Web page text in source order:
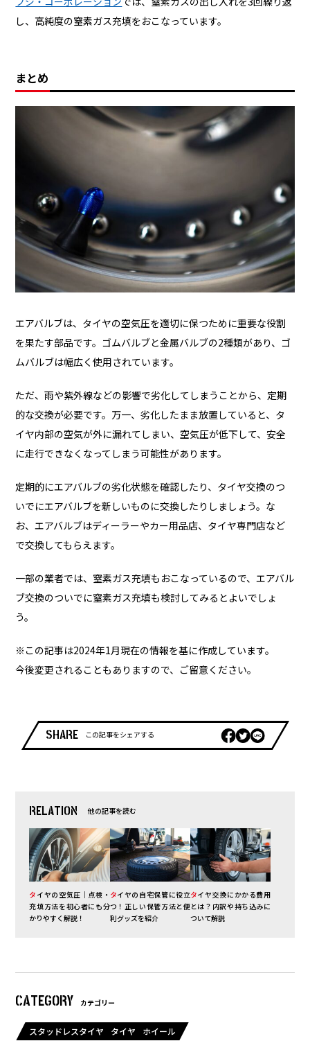
し、高純度の窒素ガス充填をおこなっています。
まとめ
エアバルブは、タイヤの空気圧を適切に保つために重要な役割
を果たす部品です。ゴムバルブと金属バルブの2種類があり、ゴ
ムバルブは幅広く使用されています。
ただ、雨や紫外線などの影響で劣化してしまうことから、定期
的な交換が必要です。万一、劣化したまま放置していると、タ
イヤ内部の空気が外に漏れてしまい、空気圧が低下して、安全
に走行できなくなってしまう可能性があります。
定期的にエアバルブの劣化状態を確認したり、タイヤ交換のつ
いでにエアバルブを新しいものに交換したりしましょう。な
お、エアバルブはディーラーやカー用品店、タイヤ専門店など
で交換してもらえます。
一部の業者では、窒素ガス充填もおこなっているので、エアバル
ブ交換のついでに窒素ガス充填も検討してみるとよいでしょ
う。
※この記事は2024年1月現在の情報を基に作成しています。
今後変更されることもありますので、ご留意ください。
SHARE この記事をシェアする
RELATION 他の記事を読む
タイヤの空気圧｜点検・
充填方法を初心者にも分
かりやすく解説！
タイヤの自宅保管に役立
つ！正しい保管方法と便
利グッズを紹介
タイヤ交換にかかる費用
とは？内訳や持ち込みに
ついて解説
CATEGORY カテゴリー
スタッドレスタイヤ タイヤ ホイール